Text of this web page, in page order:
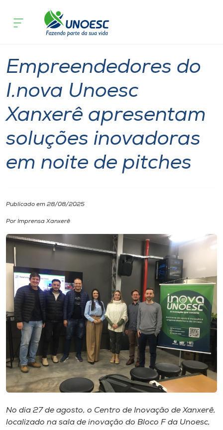
Cursos
Pesquisa
Atendimento ao Estudante
Portal de Ensino
Internacionalização
I.nova
Diplomados
Cultura
CPA
Biblioteca
Editora
Rádio
Inovação
Empreendedores do
I.nova Unoesc
Xanxerê apresentam
soluções inovadoras
em noite de pitches
Publicado em 28/08/2025
Por Imprensa Xanxerê
No dia 27 de agosto, o Centro de Inovação de Xanxerê,
localizado na sala de inovação do Bloco F da Unoesc,